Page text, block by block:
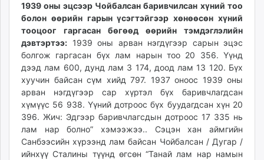
1939 оны эцсээр Чойбалсан баривчилсан хүний тоо
болон өөрийн гарын үсэгтэйгээр хөнөөсөн хүний
тооцоог гаргасан бөгөөд өөрийн тэмдэглэлийн
дэвтэртээ: 1939 оны арван нэгдүгээр сарын эцэс
болгож гаргасан бүх лам нарын тоо 20 356. Үүнд
дээд лам 600, дунд лам 3 174, доод лам 13 120. Бүх
хуучин байсан сүм хийд 797. 1937 оноос 1939 оны
арван нэгдүгээр сар хүртэл бүх баривчлагдсан
хүмүүс 56 938. Үүний дотроос бүх буудагдсан хүн 20
396. Жич: Эдгээр баривчлагсдын дотроос 17 335 нь
лам нар болно” хэмээжээ.. Сэцэн хан аймгийн
Санбээсийн хүрээнд лам байсан Чойбалсан / Дугар /
ийнхүү Сталины түүнд өгсөн “Танай лам нар намын